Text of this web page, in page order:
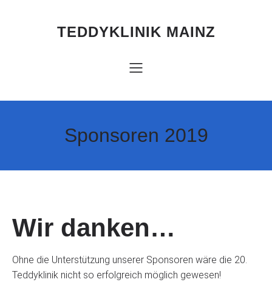
TEDDYKLINIK MAINZ
Sponsoren 2019
Wir danken…
Ohne die Unterstützung unserer Sponsoren wäre die 20.
Teddyklinik nicht so erfolgreich möglich gewesen!